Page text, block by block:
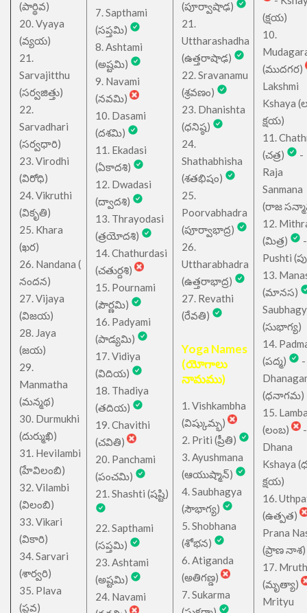
(పార్థివ)
20. Vyaya
(వ్యయ)
21.
Sarvajitthu
(సర్వజిత్తు)
22.
Sarvadhari
(సర్వధారి)
23. Virodhi
(విరోధి)
24. Vikruthi
(వికృతి)
25. Khara
(ఖర)
26. Nandana (
నందన)
27. Vijaya
(విజయ)
28. Jaya
(జయ)
29.
Manmatha
(మన్మథ)
30. Durmukhi
(దుర్ముఖి)
31. Hevilambi
(హేవిలంబి)
32. Vilambi
(విలంబి)
33. Vikari
(వికారి)
34. Sarvari
(శార్వరి)
35. Plava
(ప్లవ)
7. Sapthami
(సప్తమి)
8. Ashtami
(అష్టమి)
9. Navami
(నవమి)
10. Dasami
(దశమి)
11. Ekadasi
(ఏకాదశి)
12. Dwadasi
(ద్వాదశి)
13. Thrayodasi
(త్రయోదశి)
14. Chathurdasi
(చతుర్దశి)
15. Pournami
(పౌర్ణమి)
16. Padyami
(పాడ్యమి)
17. Vidiya
(విదియ)
18. Thadiya
(తదియ)
19. Chavithi
(చవితి)
20. Panchami
(పంచమి)
21. Shashti (షష్టి)
22. Sapthami
(సప్తమి)
23. Ashtami
(అష్టమి)
24. Navami
(పూర్వాషాఢ)
21.
Uttharashadha
(ఉత్తరాషాఢ)
22. Sravanamu
(శ్రవణం)
23. Dhanishta
(ధనిష్ఠ)
24.
Shathabhisha
(శతభిషం)
25.
Poorvabhadra
(పూర్వాభాద్ర)
26.
Uttharabhadra
(ఉత్తరాభాద్ర)
27. Revathi
(రేవతి)
Yoga Names
(యోగాలు
నామము)
1. Vishkambha
(విష్కుమ్భ)
2. Priti (ప్రీతి)
3. Ayushmana
(ఆయుష్మాన్)
4. Saubhagya
(సౌభాగ్య)
5. Shobhana
(శోభన)
6. Atiganda
(అతిగణ్డ)
7. Sukarma
(క్షయ)
10.
(ముదగర)
Lakshmi
Kshaya
క్షయ)
11.
(చత్ర)
-
Raja
Sanmana
(రాజ
12.
(మిత్ర)
-
Pushti
13.
(మానస)
(సుభాగ్య)
14.
(పద్మ)
-
(ధనాగమ)
15.
(లంబ)
-
Dhana
Kshaya
క్షయ)
16.
(ఉత్పత)
Prana
(ప్రాణ నాశ)
17.
(మృత్యా)
Mrityu